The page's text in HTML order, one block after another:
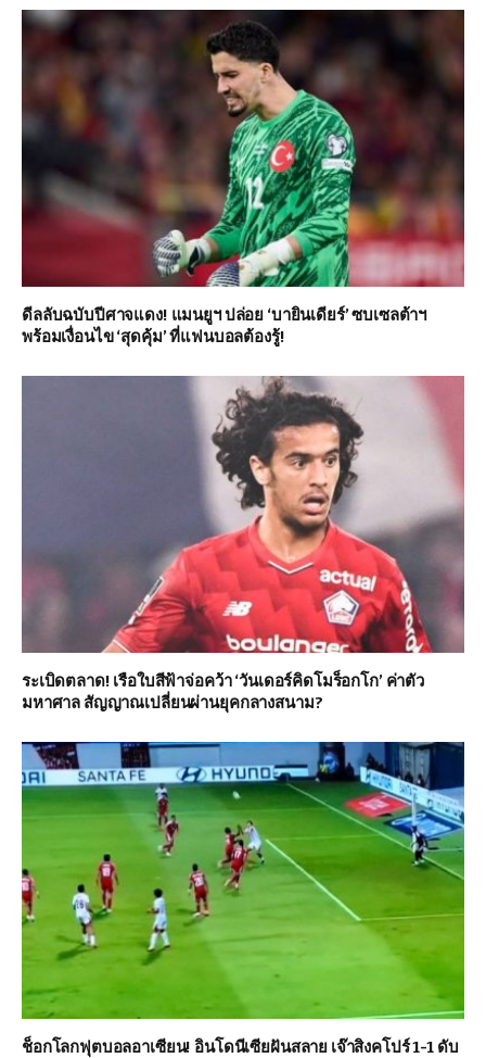
ดีลลับฉบับปีศาจแดง! แมนยูฯ ปล่อย ‘บายินเดียร์’ ซบเซลต้าฯ
พร้อมเงื่อนไข ‘สุดคุ้ม’ ที่แฟนบอลต้องรู้!
ระเบิดตลาด! เรือใบสีฟ้าจ่อคว้า ‘วันเดอร์คิดโมร็อกโก’ ค่าตัว
มหาศาล สัญญาณเปลี่ยนผ่านยุคกลางสนาม?
ช็อกโลกฟุตบอลอาเซียน! อินโดนีเซียฝันสลาย เจ๊าสิงคโปร์ 1-1 ดับ